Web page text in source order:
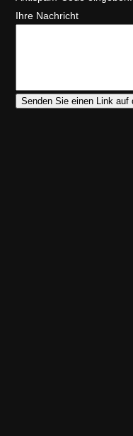
Ihre Nachricht